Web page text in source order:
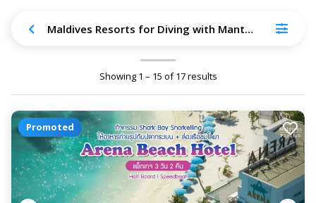
Maldives Resorts for Diving with Manta Ray
Showing 1 – 15 of 17 results
Promoted